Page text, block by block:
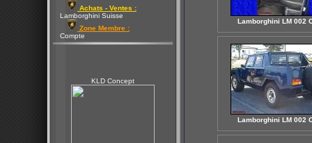
Achats - Ventes :
Lamborghini Suisse
Zone Membre :
Compte
KLD Concept
Lamborghini LM 002
Lamborghini LM 002